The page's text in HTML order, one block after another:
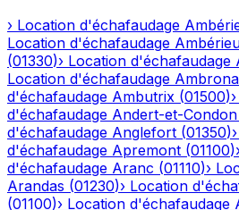
› Location d'échafaudage
Location d'échafaudage
(01330)› Location d'échafaudage
Location d'échafaudage
d'échafaudage Ambutrix (01500)›
d'échafaudage Andert-et-Condon
d'échafaudage Anglefort (01350)›
d'échafaudage Apremont (01100)›
d'échafaudage Aranc (01110)›
Arandas (01230)› Location
(01100)› Location d'échafaudage